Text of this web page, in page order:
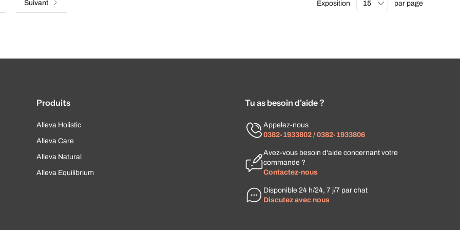
Suivant Exposition par page
Produits
Alleva Holistic
Alleva Care
Alleva Natural
Alleva Equilibrium
Tu as besoin d'aide ?
Appelez-nous
0382-1933802 / 0382-1933806
Avez-vous besoin d'aide concernant votre
commande ?
Contactez-nous
Disponible 24 h/24, 7 j/7 par chat
Discutez avec nous